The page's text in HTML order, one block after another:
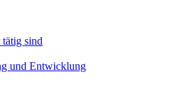
sind
und Entwicklung